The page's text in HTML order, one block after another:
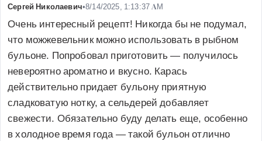
Сергей Николаевич•8/14/2025, 1:13:37 AM
Очень интересный рецепт! Никогда бы не подумал,
что можжевельник можно использовать в рыбном
бульоне. Попробовал приготовить — получилось
невероятно ароматно и вкусно. Карась
действительно придает бульону приятную
сладковатую нотку, а сельдерей добавляет
свежести. Обязательно буду делать еще, особенно
в холодное время года — такой бульон отлично